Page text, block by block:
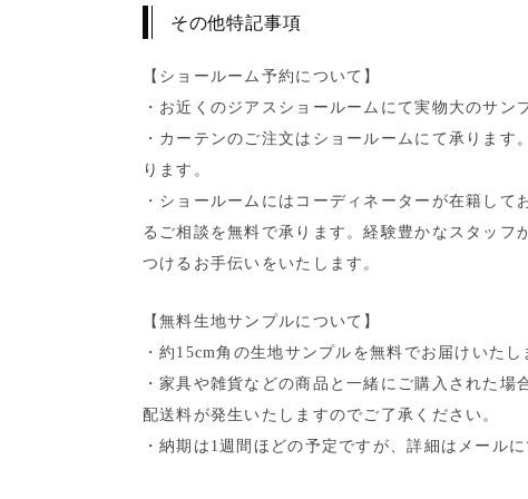
その他特記事項
【ショールーム予約について】
・お近くのジアスショールームにて実物大のサン
・カーテンのご注文はショールームにて承ります
ります。
・ショールームにはコーディネーターが在籍して
るご相談を無料で承ります。経験豊かなスタッフ
つけるお手伝いをいたします。
【無料生地サンプルについて】
・約15cm角の生地サンプルを無料でお届けいたし
・家具や雑貨などの商品と一緒にご購入された場
配送料が発生いたしますのでご了承ください。
・納期は1週間ほどの予定ですが、詳細はメール